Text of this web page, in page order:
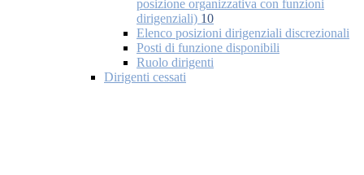
posizione organizzativa con funzioni
dirigenziali) 10
Elenco posizioni dirigenziali discrezionali
Posti di funzione disponibili
Ruolo dirigenti
Dirigenti cessati